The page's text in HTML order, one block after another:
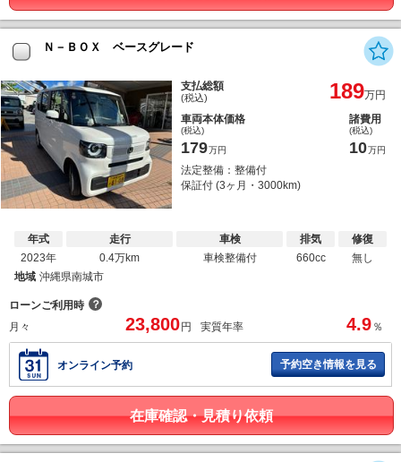
Ｎ－ＢＯＸ ベースグレード
支払総額
(税込) 189万円
車両本体価格
(税込)
179万円
諸費用
(税込)
10万円
法定整備：整備付
保証付 (3ヶ月・3000km)
年式
2023年
走行
0.4万km
車検
車検整備付
排気
660cc
修復
無し
地域 沖縄県南城市
ローンご利用時 ？
月々
23,800円 実質年率 4.9 ％
オンライン予約 予約空き情報を見る
在庫確認・見積り依頼